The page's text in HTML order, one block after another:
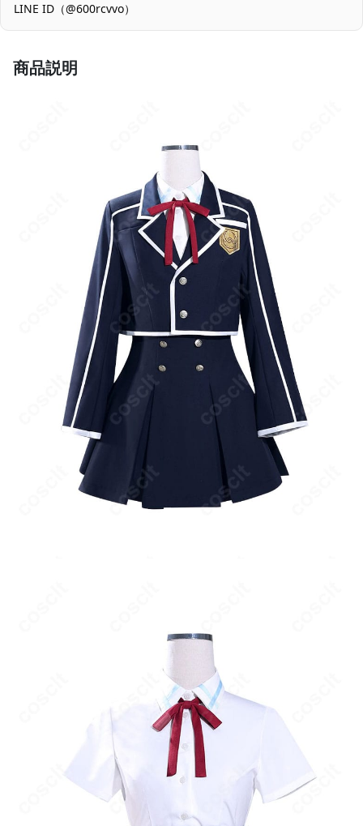
装飾ボタンやリボン先端は意匠性を重視しています。移動時に引
っかかりを避けるため、収納袋での持ち運びと更衣前後の軽い点
LINE ID（@600rcvvo）
商品説明